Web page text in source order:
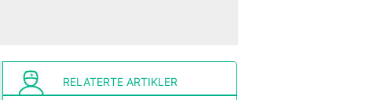
RELATERTE ARTIKLER